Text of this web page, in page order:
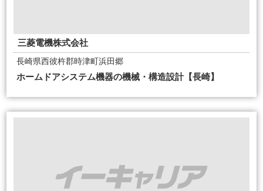
三菱電機株式会社
長崎県西彼杵郡時津町浜田郷
ホームドアシステム機器の機械・構造設計【長崎】